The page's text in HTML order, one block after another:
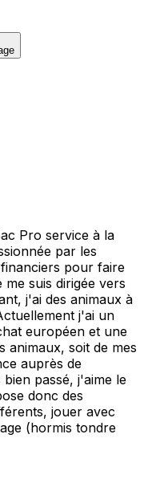
Pro service à la
par les
pour faire
suis dirigée vers
j'ai des animaux à
j'ai un
européen et une
animaux, soit de mes
auprès de
passé, j'aime le
donc des
jouer avec
(hormis tondre